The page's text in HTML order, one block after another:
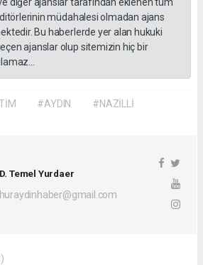
müdahalesi olmadan ajans
Bu haberlerde yer alan hukuki
ajanslar olup sitemizin hiç bir
#AYDIN #NAZİLLİ
D. Temel Yurdaer
huraydinhaber@gmail.com